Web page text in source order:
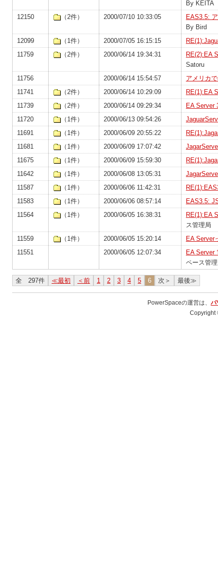
By KEITA
12150
（2件） 2000/07/10 10:33:05
EAS3.5:
By Bird
12099
（1件） 2000/07/05 16:15:15
11759
（2件） 2000/06/14 19:34:31
RE(2):EA
Satoru
11756
2000/06/14 15:54:57
アメリカ
11741
（2件） 2000/06/14 10:29:09
RE(1):EA
11739
（2件） 2000/06/14 09:29:34
EA Server
11720
（1件） 2000/06/13 09:54:26
11691
（1件） 2000/06/09 20:55:22
11681
（1件） 2000/06/09 17:07:42
11675
（1件） 2000/06/09 15:59:30
11642
（1件） 2000/06/08 13:05:31
11587
（1件） 2000/06/06 11:42:31
11583
（1件） 2000/06/06 08:57:14
EAS3.5:
11564
（1件） 2000/06/05 16:38:31
RE(1):EA
ス管理局
11559
（1件） 2000/06/05 15:20:14
EA Server
11551
2000/06/05 12:07:34
EA Server
ペース管
全 297件 ≪最初 ＜前 1 2 3 4 5 6 次＞ 最後≫
PowerSpaceの運営は、 パ
Copyright